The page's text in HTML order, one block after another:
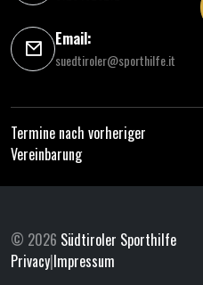
Email:
suedtiroler@sporthilfe.it
Termine nach vorheriger
Vereinbarung
© 2026 Südtiroler Sporthilfe
Privacy|Impressum